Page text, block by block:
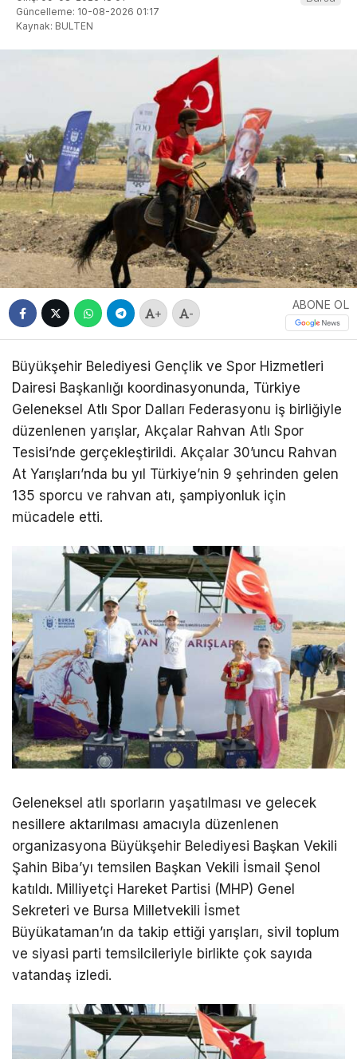
Güncelleme: 10-08-2026 01:17
Kaynak: BULTEN
+ -
ABONE OL
Büyükşehir Belediyesi Gençlik ve Spor Hizmetleri
Dairesi Başkanlığı koordinasyonunda, Türkiye
Geleneksel Atlı Spor Dalları Federasyonu iş birliğiyle
düzenlenen yarışlar, Akçalar Rahvan Atlı Spor
Tesisi’nde gerçekleştirildi. Akçalar 30’uncu Rahvan
At Yarışları’nda bu yıl Türkiye’nin 9 şehrinden gelen
135 sporcu ve rahvan atı, şampiyonluk için
mücadele etti.
Geleneksel atlı sporların yaşatılması ve gelecek
nesillere aktarılması amacıyla düzenlenen
organizasyona Büyükşehir Belediyesi Başkan Vekili
Şahin Biba’yı temsilen Başkan Vekili İsmail Şenol
katıldı. Milliyetçi Hareket Partisi (MHP) Genel
Sekreteri ve Bursa Milletvekili İsmet
Büyükataman’ın da takip ettiği yarışları, sivil toplum
ve siyasi parti temsilcileriyle birlikte çok sayıda
vatandaş izledi.